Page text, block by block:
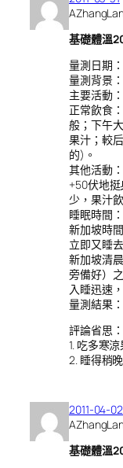
基礎體溫
量測日期
量測背景
主要活動
正常飲食
般；下午
果汁；較
的)。
其他活動
+50伏地
少，果汁
睡眠時間：
新加坡時
立即又睡
新加坡清
旁備好）
入睡迅速
量測結果
評論省思：
1. 吃多寒
2. 睡得稍
2011-04-02
基礎體溫